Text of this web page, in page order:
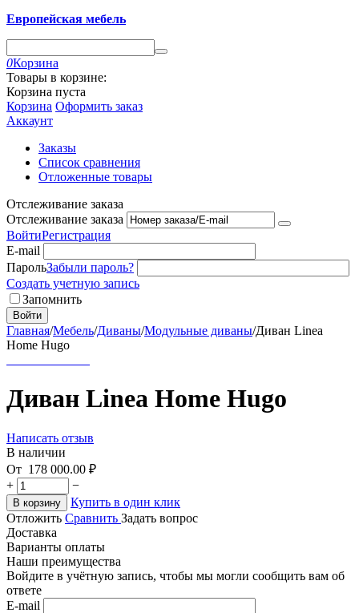
Европейская мебель
0Корзина
Товары в корзине:
Корзина пуста
Корзина Оформить заказ
Аккаунт
Заказы
Список сравнения
Отложенные товары
Отслеживание заказа
Отслеживание заказа
ВойтиРегистрация
E-mail
ПарольЗабыли пароль?
Создать учетную запись
Запомнить
Войти
Главная/Мебель/Диваны/Модульные диваны/Диван Linea
Home Hugo
Диван Linea Home Hugo
Написать отзыв
В наличии
От 178 000.00 ₽
+
−
В корзину
Купить в один клик
Отложить Сравнить Задать вопрос
Доставка
Варианты оплаты
Наши преимущества
Войдите в учётную запись, чтобы мы могли сообщить вам об
ответе
E-mail